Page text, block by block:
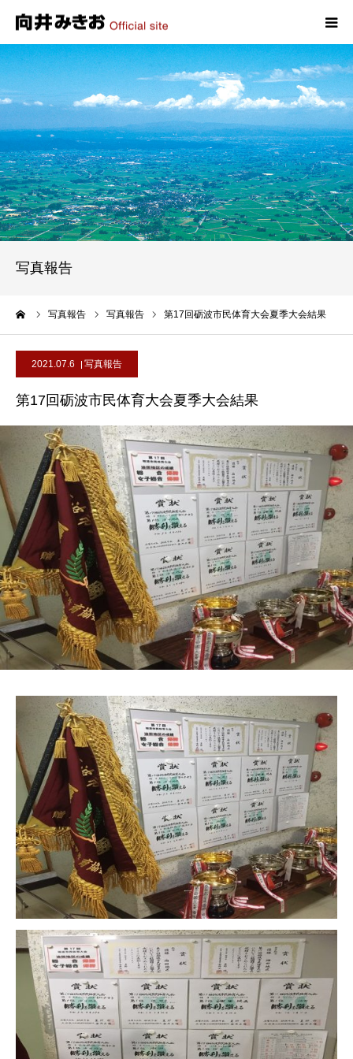
写真報告
写真報告 写真報告 第17回砺波市民体育大会夏季大会結果
2021.07.6 写真報告
第17回砺波市民体育大会夏季大会結果
HOME
プロフィール
政策
活動報告